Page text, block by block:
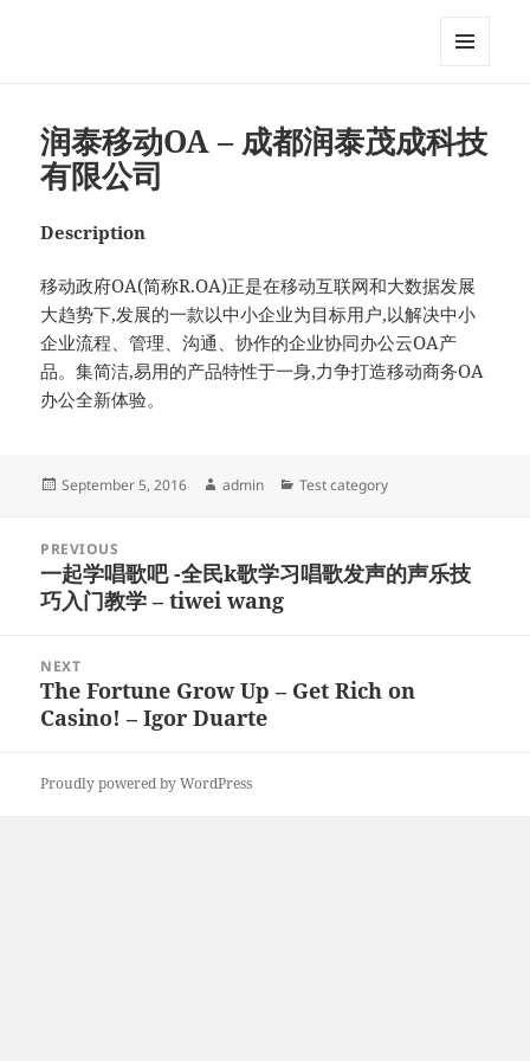
润泰移动OA – 成都润泰茂成科技
有限公司
Description
移动政府OA(简称R.OA)正是在移动互联网和大数据发展
大趋势下,发展的一款以中小企业为目标用户,以解决中小
企业流程、管理、沟通、协作的企业协同办公云OA产
品。集简洁,易用的产品特性于一身,力争打造移动商务OA
办公全新体验。
Posted
September 5, 2016 Author
admin Categories
Test category
navigation
PREVIOUS
Previous
post:
一起学唱歌吧 -全民k歌学习唱歌发声的声乐技
巧入门教学 – tiwei wang
NEXT
Next
post:
The Fortune Grow Up – Get Rich on
Casino! – Igor Duarte
Proudly powered by WordPress